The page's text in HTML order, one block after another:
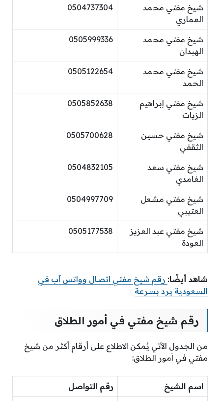
شيخ مفتي محمد
العماري
0504737304
شيخ مفتي محمد
الهبدان
0505999336
شيخ مفتي محمد
الحمد
0505122654
شيخ مفتي إبراهيم
الزيات
0505852638
شيخ مفتي حسين
الثقفي
0505700628
شيخ مفتي سعد
الغامدي
0504832105
شيخ مفتي مشعل
العتيبي
0504997709
شيخ مفتي عبد العزيز
العودة
0505177538
شاهد أيضًا: رقم شيخ مفتي اتصال وواتس آب في
السعودية يرد بسرعة
رقم شيخ مفتي في أمور الطلاق
من الجدول الآتي يُمكن الاطلاع على أرقام أكثر من شيخ
مفتي في أمور الطلاق:
اسم الشيخ رقم التواصل